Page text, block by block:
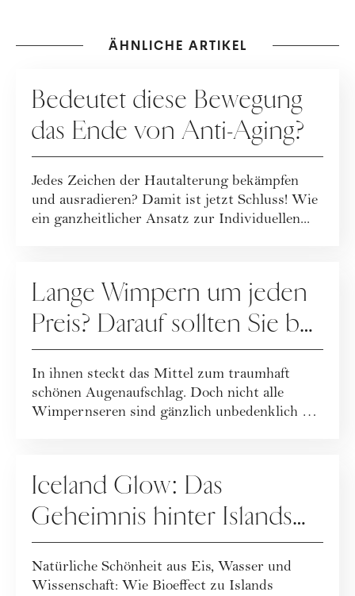
Herzblut. Ich wünsche dirÄHNLICHE ARTIKEL
Bedeutet diese Bewegung
das Ende von Anti-Aging?
Jedes Zeichen der Hautalterung bekämpfen
und ausradieren? Damit ist jetzt Schluss! Wie
ein ganzheitlicher Ansatz zur Individuellen...
Lange Wimpern um jeden
Preis? Darauf sollten Sie bei
Wimpernseren achten
In ihnen steckt das Mittel zum traumhaft
schönen Augenaufschlag. Doch nicht alle
Wimpernseren sind gänzlich unbedenklich …
Iceland Glow: Das
Geheimnis hinter Islands
spannendster Beautymarke
Natürliche Schönheit aus Eis, Wasser und
Wissenschaft: Wie Bioeffect zu Islands